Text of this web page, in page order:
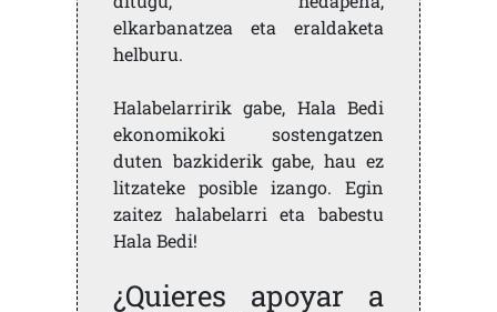
elkarbanatzea eta eraldaketa
helburu.
Halabelarririk gabe, Hala Bedi
ekonomikoki sostengatzen
duten bazkiderik gabe, hau ez
litzateke posible izango. Egin
zaitez halabelarri eta babestu
Hala Bedi!
¿Quieres apoyar a